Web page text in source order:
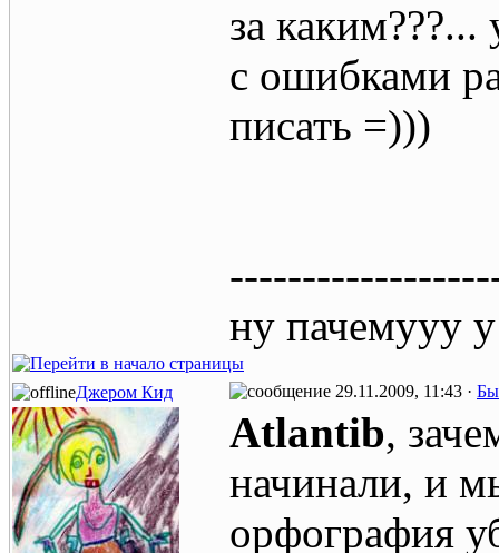
за каким???...
с ошибками
писать =)))
ну пачемууу
Джером Кид 29.11.2009, 11:43 ·
Atlantib,
начинали, и
орфография